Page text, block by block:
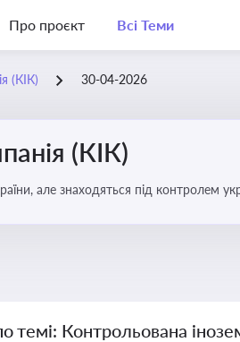
Про проєкт Всі Теми
(КІК) 30-04-2026
(КІК)
але знаходяться під контролем
темі: Контрольована